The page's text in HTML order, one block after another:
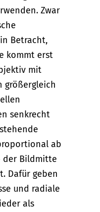
Zwar
Betracht,
kommt erst
mit
größergleich
senkrecht
ab
der Bildmitte
Dafür geben
und radiale
als